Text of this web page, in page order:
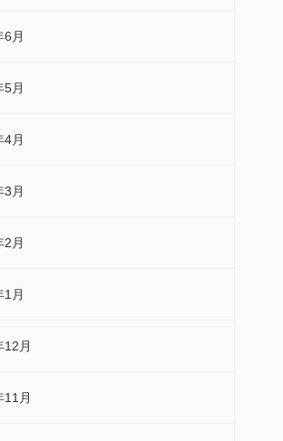
6月
5月
4月
3月
2月
1月
12月
11月